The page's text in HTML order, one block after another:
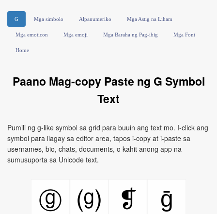
G Mga simbolo Alpanumeriko Mga Astig na Liham
Mga emoticon Mga emoji Mga Baraha ng Pag-ibig Mga Font
Home
Paano Mag-copy Paste ng G Symbol
Text
Pumili ng g-like symbol sa grid para buuin ang text mo. I-click ang
symbol para ilagay sa editor area, tapos i-copy at i-paste sa
usernames, bio, chats, documents, o kahit anong app na
sumusuporta sa Unicode text.
ⓖ ⒢ ❡
ḡ